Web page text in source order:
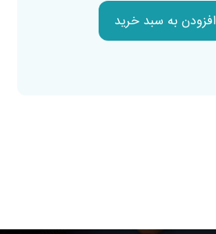
افزودن به سبد خرید